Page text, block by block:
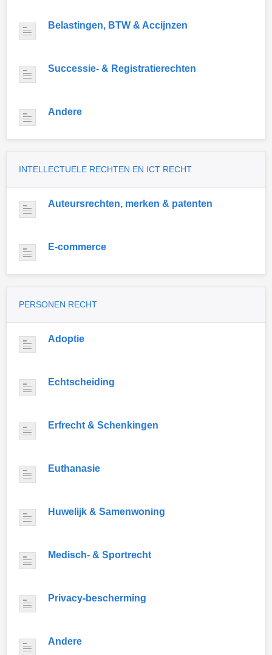
Belastingen, BTW & Accijnzen
Successie- & Registratierechten
Andere
INTELLECTUELE RECHTEN EN ICT RECHT
Auteursrechten, merken & patenten
E-commerce
PERSONEN RECHT
Adoptie
Echtscheiding
Erfrecht & Schenkingen
Euthanasie
Huwelijk & Samenwoning
Medisch- & Sportrecht
Privacy-bescherming
Andere